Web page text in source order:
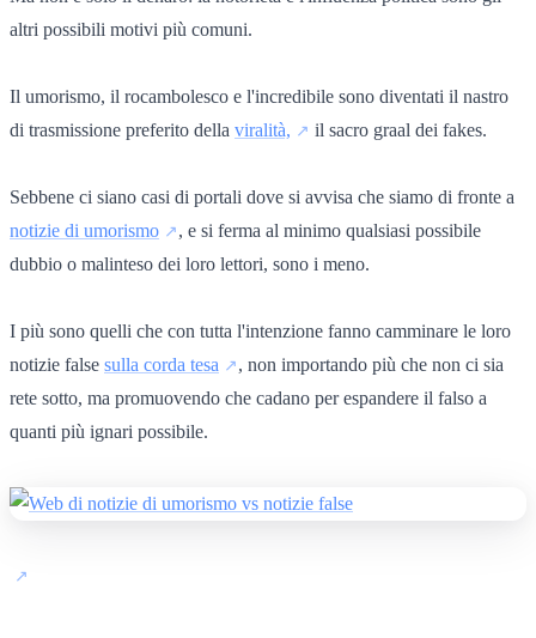
altri possibili motivi più comuni.
Il umorismo, il rocambolesco e l'incredibile sono diventati il nastro
di trasmissione preferito della viralità, il sacro graal dei fakes.
Sebbene ci siano casi di portali dove si avvisa che siamo di fronte a
notizie di umorismo
, e si ferma al minimo qualsiasi possibile
dubbio o malinteso dei loro lettori, sono i meno.
I più sono quelli che con tutta l'intenzione fanno camminare le loro
notizie false sulla corda tesa
, non importando più che non ci sia
rete sotto, ma promuovendo che cadano per espandere il falso a
quanti più ignari possibile.